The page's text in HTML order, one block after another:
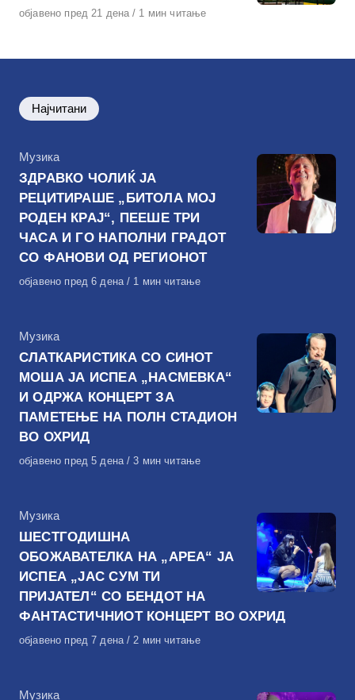
Објавено
објавено пред 21 дена 1 мин читање
Најчитани
КАтегорија
Музика
ЗДРАВКО ЧОЛИЌ ЈА
РЕЦИТИРАШЕ „БИТОЛА МОЈ
РОДЕН КРАЈ“, ПЕЕШЕ ТРИ
ЧАСА И ГО НАПОЛНИ ГРАДОТ
СО ФАНОВИ ОД РЕГИОНОТ
Објавено
објавено пред 6 дена 1 мин читање
КАтегорија
Музика
СЛАТКАРИСТИКА СО СИНОТ
МОША ЈА ИСПЕА „НАСМЕВКА“
И ОДРЖА КОНЦЕРТ ЗА
ПАМЕТЕЊЕ НА ПОЛН СТАДИОН
ВО ОХРИД
Објавено
објавено пред 5 дена 3 мин читање
КАтегорија
Музика
ШЕСТГОДИШНА
ОБОЖАВАТЕЛКА НА „АРЕА“ ЈА
ИСПЕА „ЈАС СУМ ТИ
ПРИЈАТЕЛ“ СО БЕНДОТ НА
ФАНТАСТИЧНИОТ КОНЦЕРТ ВО ОХРИД
Објавено
објавено пред 7 дена 2 мин читање
КАтегорија
Музика